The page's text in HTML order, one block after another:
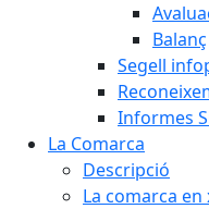
Balanç
Segell
Informes
La Comarca
Descripció
La comarca en